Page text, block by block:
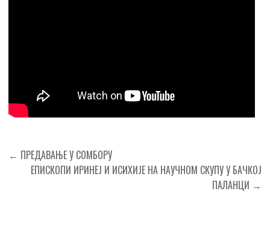
Кретање
чланка
← ПРЕДАВАЊЕ У СОМБОРУ
ЕПИСКОПИ ИРИНЕЈ И ИСИХИЈЕ НА НАУЧНОМ СКУПУ У БАЧКОЈ
ПАЛАНЦИ →